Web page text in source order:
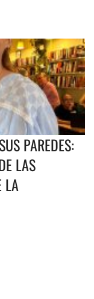
PAREDES:
LAS
LA